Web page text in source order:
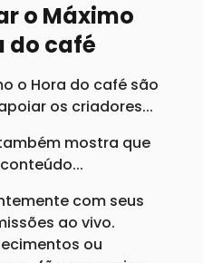
o Máximo
do café
o Hora do café são
os criadores...
mostra que
com seus
ao vivo.
ou